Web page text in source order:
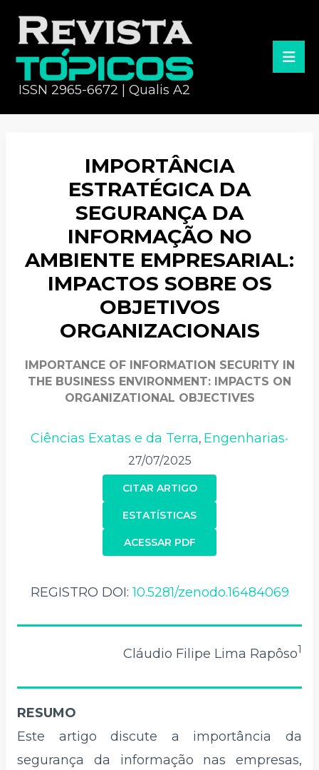
ISSN 2965-6672 | Qualis A2
IMPORTÂNCIA
ESTRATÉGICA DA
SEGURANÇA DA
INFORMAÇÃO NO
AMBIENTE EMPRESARIAL:
IMPACTOS SOBRE OS
OBJETIVOS
ORGANIZACIONAIS
IMPORTANCE OF INFORMATION SECURITY IN
THE BUSINESS ENVIRONMENT: IMPACTS ON
ORGANIZATIONAL OBJECTIVES
Ciências Exatas e da Terra, Engenharias•
27/07/2025
CITAR ARTIGO
ACESSAR PDF
ESTATÍSTICAS
REGISTRO DOI:10.5281/zenodo.16484069
Cláudio Filipe Lima Rapôso1
RESUMO
Este artigo discute a importância da
segurança da informação nas empresas,